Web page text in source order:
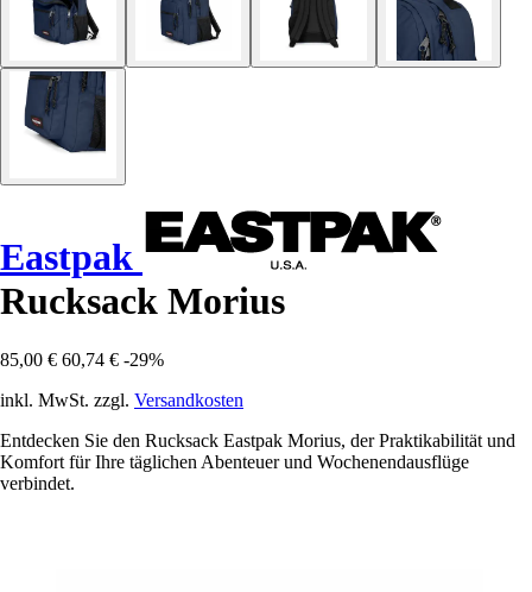
Eastpak
Rucksack Morius
85,00 € 60,74 € -29%
inkl. MwSt. zzgl. Versandkosten
Entdecken Sie den Rucksack Eastpak Morius, der Praktikabilität und
Komfort für Ihre täglichen Abenteuer und Wochenendausflüge
verbindet.